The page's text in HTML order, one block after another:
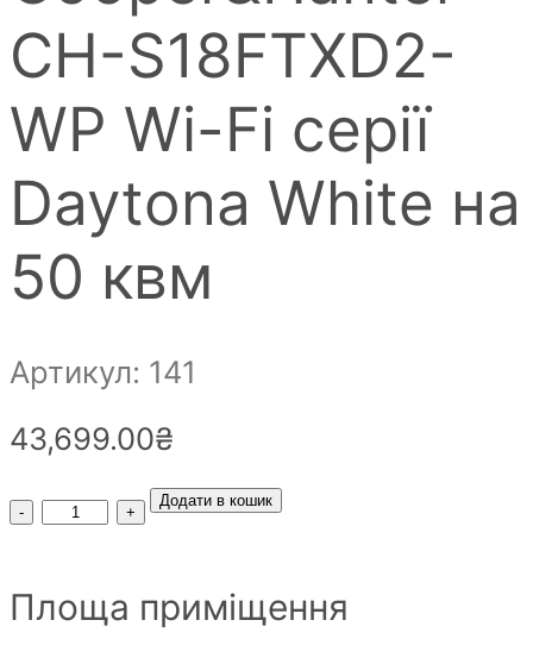
CH-S18FTXD2-
WP Wi-Fi серії
Daytona White на
50 квм
Артикул: 141
43,699.00₴
Кондиціонер
Cooper&Hanter
Додати в кошик
Площа приміщення